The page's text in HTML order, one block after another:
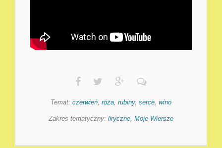
Temat: czerwień, róża, rubiny, serce, wino
Zakres tematyczny: liryczne, Moje Wiersze